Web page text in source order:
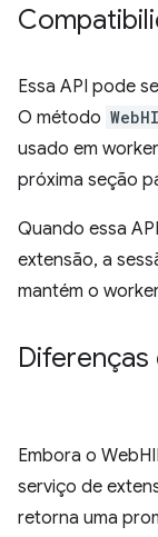
Essa API pode
O método
usado em
próxima seção
Quando essa
extensão, a
mantém o
Embora o
serviço de
retorna uma